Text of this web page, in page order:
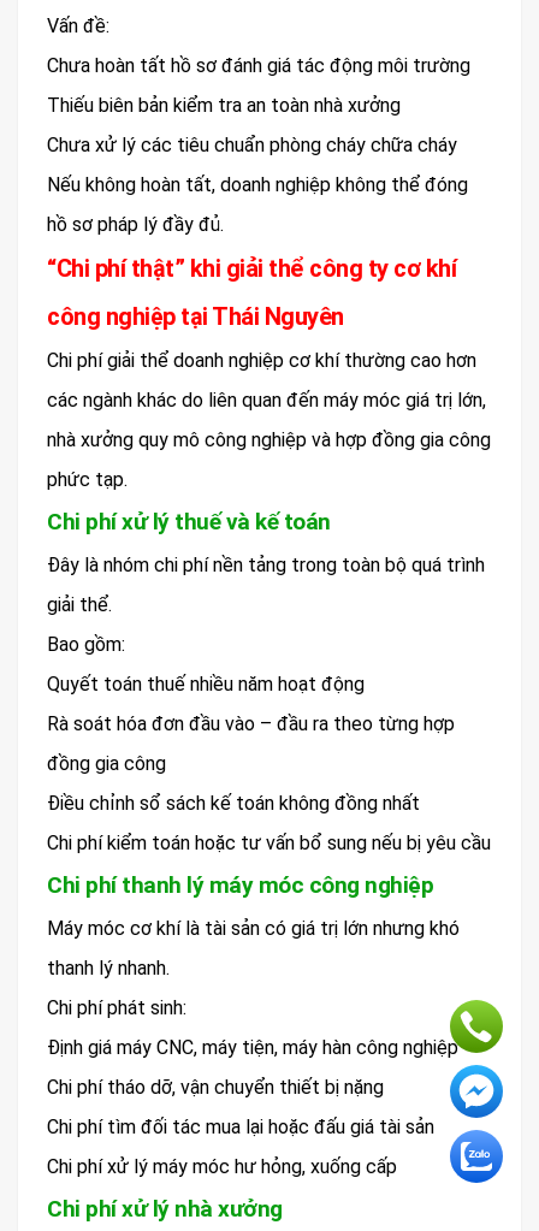
Vấn đề:
Chưa hoàn tất hồ sơ đánh giá tác động môi trường
Thiếu biên bản kiểm tra an toàn nhà xưởng
Chưa xử lý các tiêu chuẩn phòng cháy chữa cháy
Nếu không hoàn tất, doanh nghiệp không thể đóng
hồ sơ pháp lý đầy đủ.
“Chi phí thật” khi giải thể công ty cơ khí
công nghiệp tại Thái Nguyên
Chi phí giải thể doanh nghiệp cơ khí thường cao hơn
các ngành khác do liên quan đến máy móc giá trị lớn,
nhà xưởng quy mô công nghiệp và hợp đồng gia công
phức tạp.
Chi phí xử lý thuế và kế toán
Đây là nhóm chi phí nền tảng trong toàn bộ quá trình
giải thể.
Bao gồm:
Quyết toán thuế nhiều năm hoạt động
Rà soát hóa đơn đầu vào – đầu ra theo từng hợp
đồng gia công
Điều chỉnh sổ sách kế toán không đồng nhất
Chi phí kiểm toán hoặc tư vấn bổ sung nếu bị yêu cầu
Chi phí thanh lý máy móc công nghiệp
Máy móc cơ khí là tài sản có giá trị lớn nhưng khó
thanh lý nhanh.
Chi phí phát sinh:
Định giá máy CNC, máy tiện, máy hàn công nghiệp
Chi phí tháo dỡ, vận chuyển thiết bị nặng
Chi phí tìm đối tác mua lại hoặc đấu giá tài sản
Chi phí xử lý máy móc hư hỏng, xuống cấp
Chi phí xử lý nhà xưởng